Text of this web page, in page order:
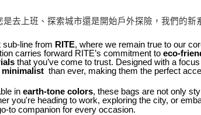
是去上班、探索城市還是開始戶外探險，我們的新
sub-line from RITE, where we remain true to our
carries forward RITE’s commitment to eco-
that you’ve come to trust. Designed with a
minimalist than ever, making them the perfect
in earth-tone colors, these bags are not only
you're heading to work, exploring the city, or
to companion for every occasion.